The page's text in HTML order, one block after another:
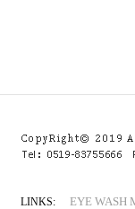
LINKS: EYE WASH